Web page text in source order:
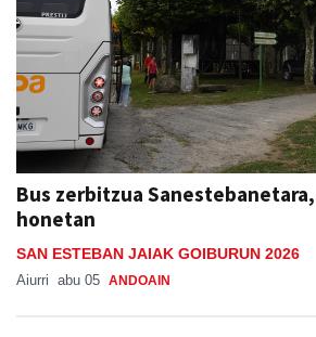
Bus zerbitzua
honetan
SAN ESTEBAN JAIAK GOIBURUN 2026
Aiurri abu 05 ANDOAIN